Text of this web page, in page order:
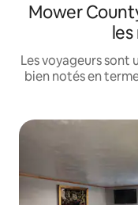
Mower
Les voyageurs sont
bien notés en